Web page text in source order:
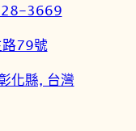
3669
路79號
化縣, 台灣